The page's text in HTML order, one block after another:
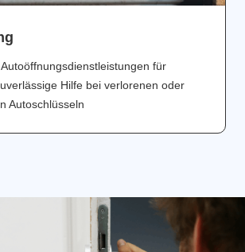
für
Hilfe bei verlorenen oder
Autoschlüsseln